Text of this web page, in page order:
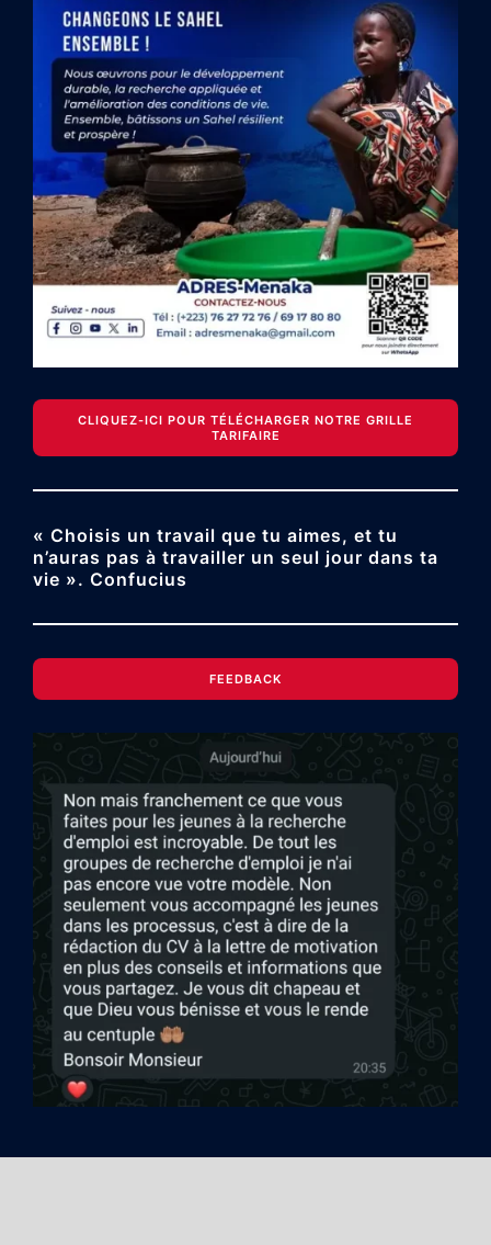
CLIQUEZ-ICI POUR TÉLÉCHARGER NOTRE GRILLE
TARIFAIRE
« Choisis un travail que tu aimes, et tu
n’auras pas à travailler un seul jour dans ta
vie ». Confucius
FEEDBACK